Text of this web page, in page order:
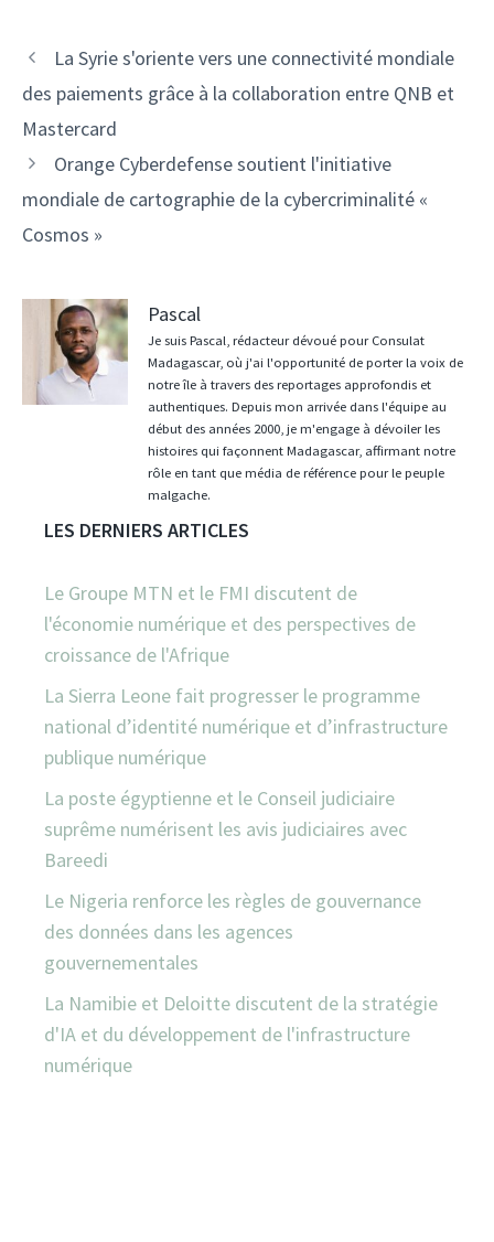
Navigation
des
La Syrie s'oriente vers une connectivité mondiale
des paiements grâce à la collaboration entre QNB et
Mastercard
Orange Cyberdefense soutient l'initiative
mondiale de cartographie de la cybercriminalité «
Cosmos »
Pascal
Je suis Pascal, rédacteur dévoué pour Consulat
Madagascar, où j'ai l'opportunité de porter la voix de
notre île à travers des reportages approfondis et
authentiques. Depuis mon arrivée dans l'équipe au
début des années 2000, je m'engage à dévoiler les
histoires qui façonnent Madagascar, affirmant notre
rôle en tant que média de référence pour le peuple
malgache.
LES DERNIERS ARTICLES
Le Groupe MTN et le FMI discutent de
l'économie numérique et des perspectives de
croissance de l'Afrique
La Sierra Leone fait progresser le programme
national d’identité numérique et d’infrastructure
publique numérique
La poste égyptienne et le Conseil judiciaire
suprême numérisent les avis judiciaires avec
Bareedi
Le Nigeria renforce les règles de gouvernance
des données dans les agences
gouvernementales
La Namibie et Deloitte discutent de la stratégie
d'IA et du développement de l'infrastructure
numérique